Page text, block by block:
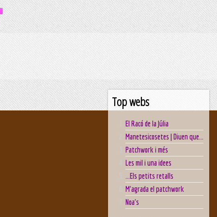
Top webs
El Racó de la Júlia
Manetesicosetes | Diuen que...
Patchwork i més
Les mil i una idees
...Els petits retalls
M'agrada el patchwork
Noa's